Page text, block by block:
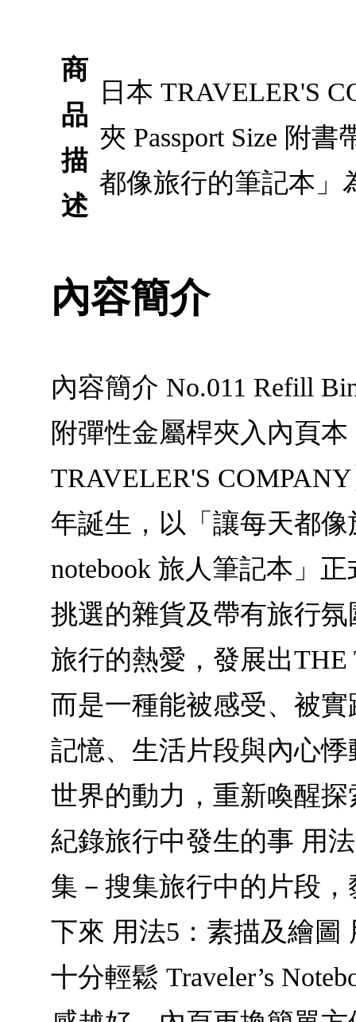
商
品
描
述
日本 TRAVELER'S
夾 Passport Size 附
都像旅行的筆記本」
內容簡介
內容簡介 No.011 Refill
附彈性金屬桿夾入內頁
TRAVELER'S
年誕生，以「讓每天都
notebook 旅人筆記本」
挑選的雜貨及帶有旅行
旅行的熱愛，發展出THE
而是一種能被感受、被
記憶、生活片段與內心
世界的動力，重新喚醒探
紀錄旅行中發生的事 用
集－搜集旅行中的片段
下來 用法5：素描及繪圖
十分輕鬆 Traveler’s